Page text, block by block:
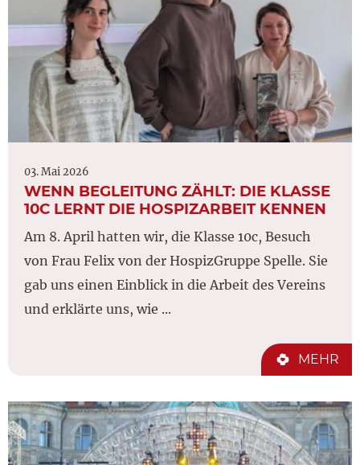
03. Mai 2026
WENN BEGLEITUNG ZÄHLT: DIE KLASSE
10C LERNT DIE HOSPIZARBEIT KENNEN
Am 8. April hatten wir, die Klasse 10c, Besuch
von Frau Felix von der HospizGruppe Spelle. Sie
gab uns einen Einblick in die Arbeit des Vereins
und erklärte uns, wie ...
MEHR